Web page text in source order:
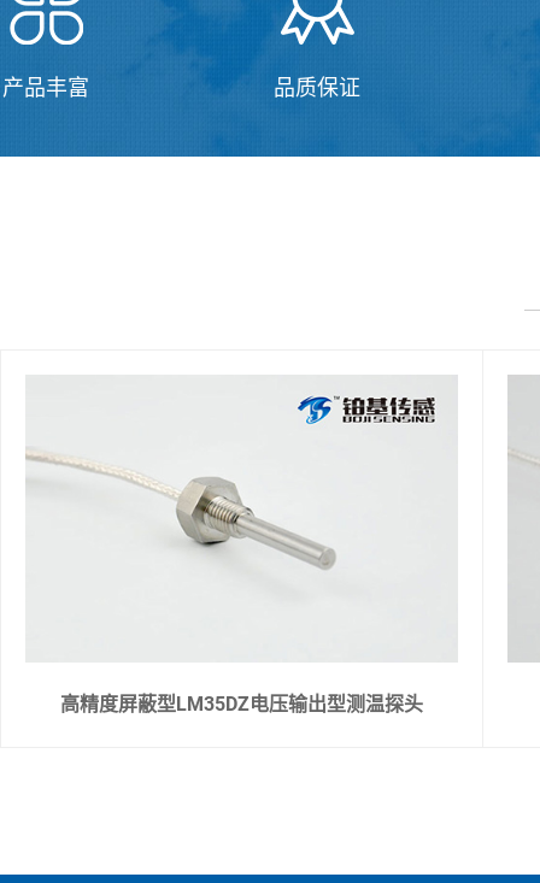
产品丰富 品质保证
高精度屏蔽型LM35DZ电压输出型测温探头